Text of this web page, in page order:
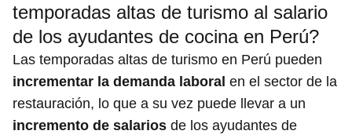
temporadas altas de turismo al salario
de los ayudantes de cocina en Perú?
Las temporadas altas de turismo en Perú pueden
incrementar la demanda laboral en el sector de la
restauración, lo que a su vez puede llevar a un
incremento de salarios de los ayudantes de